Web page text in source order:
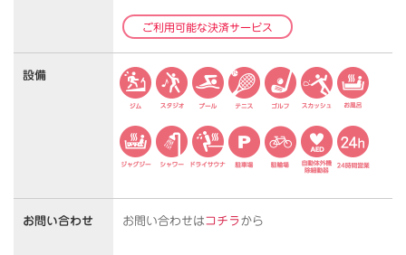
ご利用可能な決済サービス
設備
お問い合わせ お問い合わせはコチラから